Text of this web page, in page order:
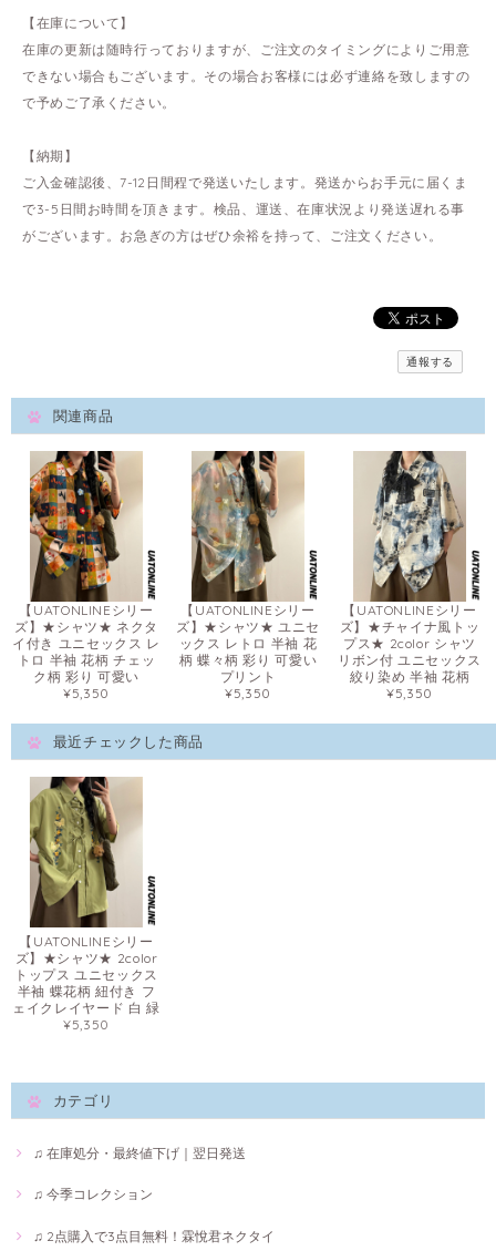
【在庫について】
在庫の更新は随時行っておりますが、ご注文のタイミングによりご用意
できない場合もございます。その場合お客様には必ず連絡を致しますの
で予めご了承ください。
【納期】
ご入金確認後、7-12日間程で発送いたします。発送からお手元に届くま
で3-5日間お時間を頂きます。検品、運送、在庫状況より発送遅れる事
がございます。お急ぎの方はぜひ余裕を持って、ご注文ください。
通報する
関連商品
【UATONLINEシリー
ズ】★シャツ★ ネクタ
イ付き ユニセックス レ
トロ 半袖 花柄 チェッ
ク柄 彩り 可愛い
¥5,350
【UATONLINEシリー
ズ】★シャツ★ ユニセ
ックス レトロ 半袖 花
柄 蝶々柄 彩り 可愛い
プリント
¥5,350
【UATONLINEシリー
ズ】★チャイナ風トッ
プス★ 2color シャツ
リボン付 ユニセックス
絞り染め 半袖 花柄
¥5,350
最近チェックした商品
【UATONLINEシリー
ズ】★シャツ★ 2color
トップス ユニセックス
半袖 蝶花柄 紐付き フ
ェイクレイヤード 白 緑
¥5,350
カテゴリ
♫ 在庫処分・最終値下げ｜翌日発送
♫ 今季コレクション
♫ 2点購入で3点目無料！霖悅君ネクタイ